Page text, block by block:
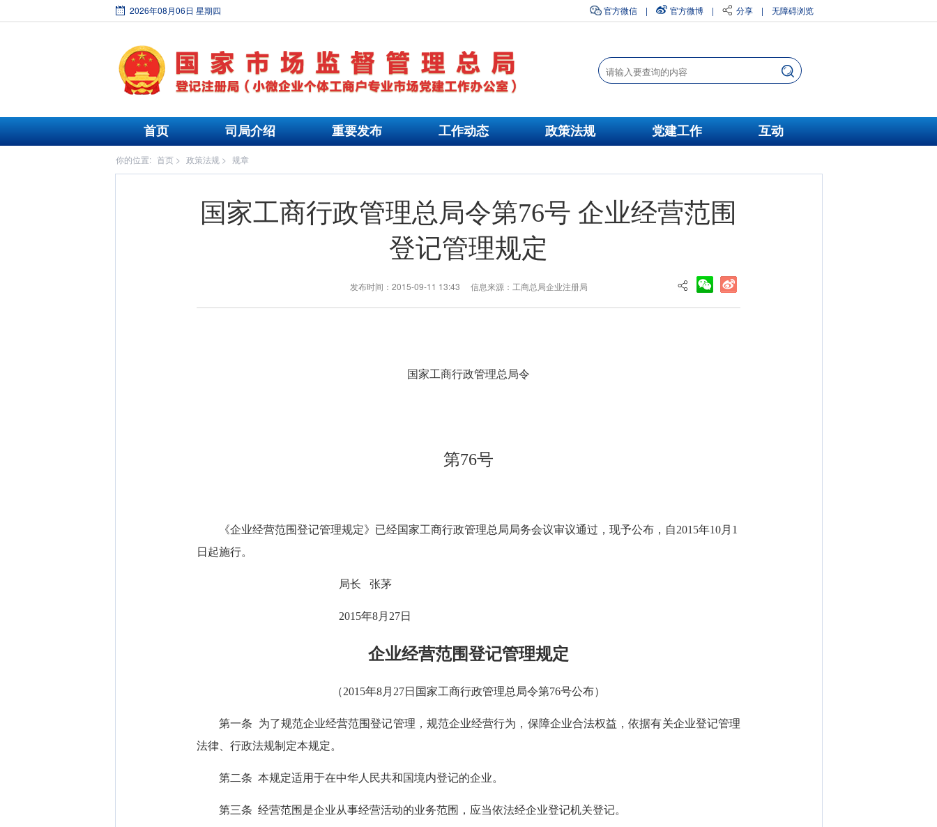
2026年08月06日 星期四 官方微信 | 官方微博 | 分享 | 无障碍浏览
首页 司局介绍 重要发布 工作动态 政策法规 党建工作 互动
你的位置: 首页> 政策法规> 规章
国家工商行政管理总局令第76号 企业经营范围
登记管理规定
发布时间：2015-09-11 13:43 信息来源：工商总局企业注册局
国家工商行政管理总局令
第76号
《企业经营范围登记管理规定》已经国家工商行政管理总局局务会议审议通过，现予公布，自2015年10月1
日起施行。
局长 张茅
2015年8月27日
企业经营范围登记管理规定
（2015年8月27日国家工商行政管理总局令第76号公布）
第一条 为了规范企业经营范围登记管理，规范企业经营行为，保障企业合法权益，依据有关企业登记管理
法律、行政法规制定本规定。
第二条 本规定适用于在中华人民共和国境内登记的企业。
第三条 经营范围是企业从事经营活动的业务范围，应当依法经企业登记机关登记。